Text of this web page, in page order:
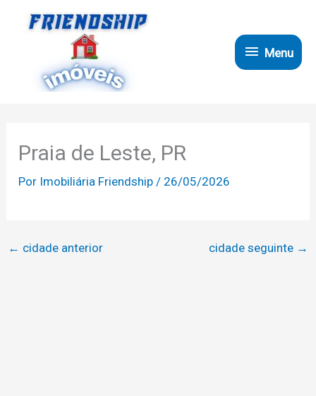
conteúdo
Menu
Menu
Praia de Leste, PR
Por Imobiliária Friendship/ 26/05/2026
← cidade anterior cidade seguinte →